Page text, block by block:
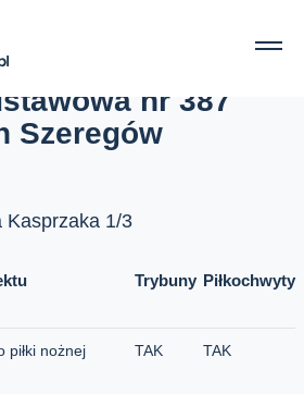
im. Szarych Szeregów
nr 387
Szeregów
Kasprzaka 1/3
Trybuny Piłkochwyty
piłki nożnej TAK TAK